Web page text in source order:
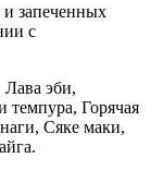
и запеченных
с
эби,
Горячая
Сяке маки,